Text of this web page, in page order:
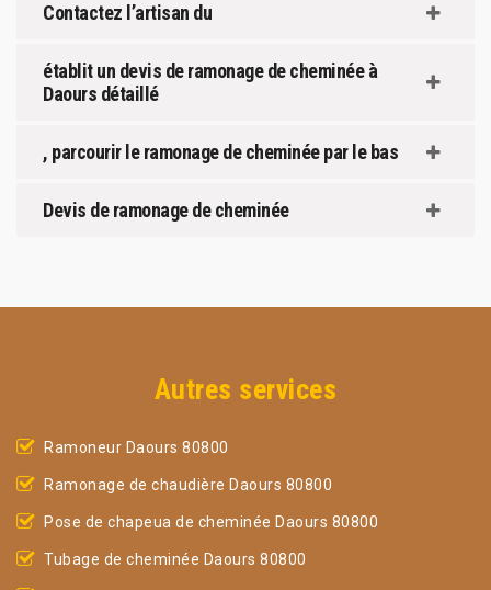
Contactez l’artisan du
établit un devis de ramonage de cheminée à
Daours détaillé
, parcourir le ramonage de cheminée par le bas
Devis de ramonage de cheminée
Autres services
Ramoneur Daours 80800
Ramonage de chaudière Daours 80800
Pose de chapeua de cheminée Daours 80800
Tubage de cheminée Daours 80800